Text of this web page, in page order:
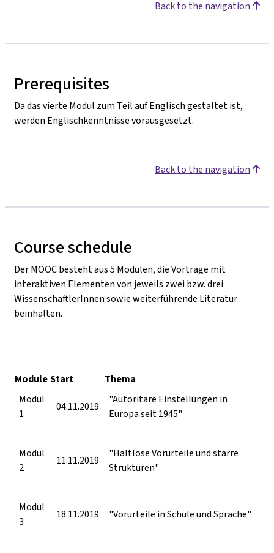
Back to the navigation
Prerequisites
Da das vierte Modul zum Teil auf Englisch gestaltet ist,
werden Englischkenntnisse vorausgesetzt.
Back to the navigation
Course schedule
Der MOOC besteht aus 5 Modulen, die Vorträge mit
interaktiven Elementen von jeweils zwei bzw. drei
WissenschaftlerInnen sowie weiterführende Literatur
beinhalten.
ModuleStart
Thema
Modul
1
04.11.2019
"Autoritäre Einstellungen in
Europa seit 1945"
Modul
2
11.11.2019
"Haltlose Vorurteile und starre
Strukturen"
Modul
3
18.11.2019 "Vorurteile in Schule und Sprache"